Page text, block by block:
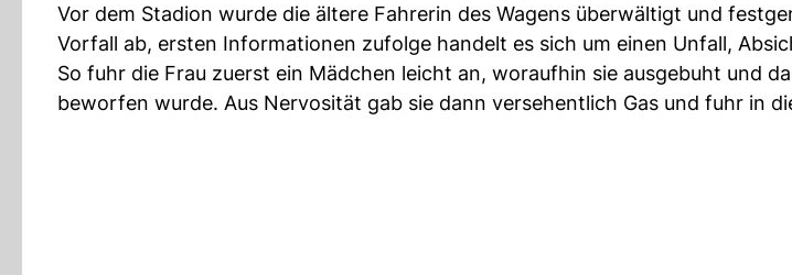
Vor dem Stadion wurde die ältere Fahrerin des Wagens überwältigt und
Vorfall ab, ersten Informationen zufolge handelt es sich um einen Unfall,
So fuhr die Frau zuerst ein Mädchen leicht an, woraufhin sie ausgebuht und
beworfen wurde. Aus Nervosität gab sie dann versehentlich Gas und fuhr in